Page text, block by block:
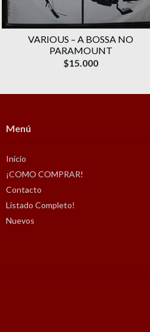
VARIOUS ‎– A BOSSA NO
PARAMOUNT
$15.000
Menú
Inicio
¡COMO COMPRAR!
Contacto
Listado Completo!
Nuevos